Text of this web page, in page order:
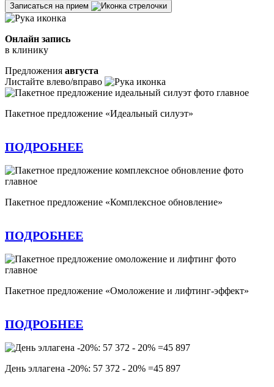
Записаться на прием
Онлайн запись
в клинику
Предложения августа
Листайте влево/вправо
Пакетное предложение «Идеальный силуэт»
ПОДРОБНЕЕ
Пакетное предложение «Комплексное обновление»
ПОДРОБНЕЕ
Пакетное предложение «Омоложение и лифтинг-эффект»
ПОДРОБНЕЕ
День эллагена -20%: 57 372 - 20% =45 897